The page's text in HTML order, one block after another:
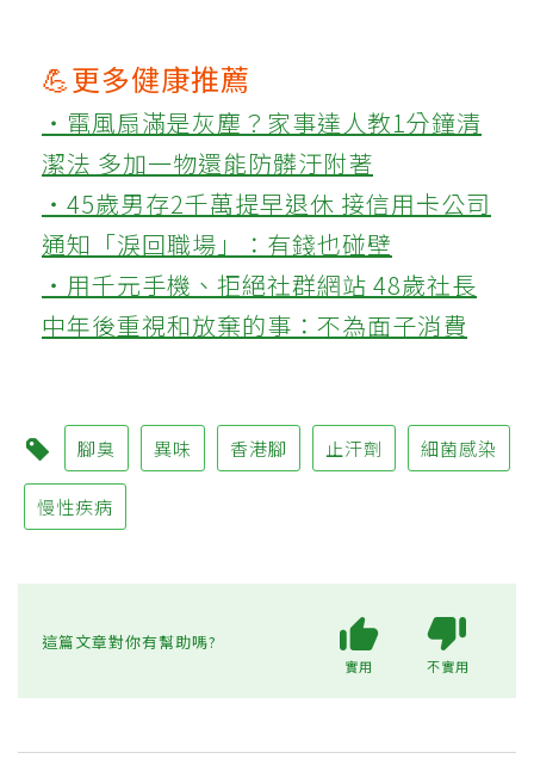
💪更多健康推薦
‧電風扇滿是灰塵？家事達人教1分鐘清
潔法 多加一物還能防髒汙附著
‧45歲男存2千萬提早退休 接信用卡公司
通知「淚回職場」：有錢也碰壁
‧用千元手機、拒絕社群網站 48歲社長
中年後重視和放棄的事：不為面子消費
腳臭 異味 香港腳 止汗劑 細菌感染
慢性疾病
這篇文章對你有幫助嗎?
實用 不實用